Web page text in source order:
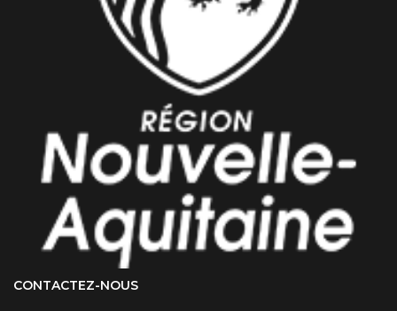
CONTACTEZ-NOUS